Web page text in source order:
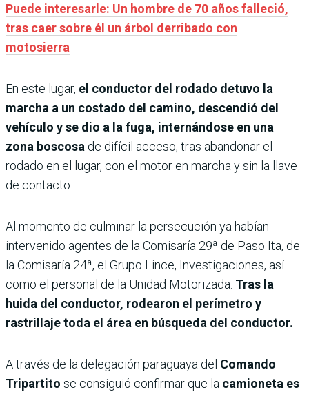
Puede interesarle: Un hombre de 70 años falleció,
tras caer sobre él un árbol derribado con
motosierra
En este lugar, el conductor del rodado detuvo la
marcha a un costado del camino, descendió del
vehículo y se dio a la fuga, internándose en una
zona boscosa de difícil acceso, tras abandonar el
rodado en el lugar, con el motor en marcha y sin la llave
de contacto.
Al momento de culminar la persecución ya habían
intervenido agentes de la Comisaría 29ª de Paso Ita, de
la Comisaría 24ª, el Grupo Lince, Investigaciones, así
como el personal de la Unidad Motorizada. Tras la
huida del conductor, rodearon el perímetro y
rastrillaje toda el área en búsqueda del conductor.
A través de la delegación paraguaya del Comando
Tripartito se consiguió confirmar que la camioneta es